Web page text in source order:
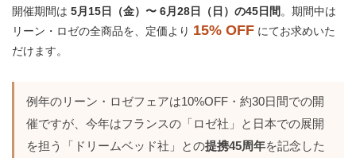
開催期間は 5月15日（金）〜 6月28日（日）の45日間。期間中は
リーン・ロゼの全商品を、定価より 15% OFF にてお求めいた
だけます。
例年のリーン・ロゼフェアは10%OFF・約30日間での開
催ですが、今年はフランスの「ロゼ社」と日本での展開
を担う「ドリームベッド社」との提携45周年を記念した